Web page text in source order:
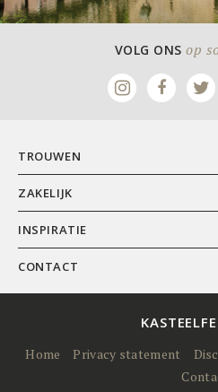
VOLG ONS op
TROUWEN
ZAKELIJK
INSPIRATIE
CONTACT
Home Privacy statement